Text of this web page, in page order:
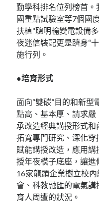
勤學科排名位列榜首
國重點試驗室等7個國
扶植“聰明輸變電設備
夜迷信裝配更是躋身“
施行列。
●培育形式
面向“雙碳”目的和新型
點高、基本厚、請求嚴
承改造經典講授形式和
拓寬專門研究、深化
賦能講授改造，應用
授年夜模子底座，讓
16家龍頭企業樹立校
會、科教融匯的電氣
育人周遭的狀況。